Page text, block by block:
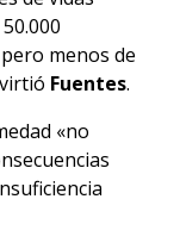
menos de
Fuentes.
«no